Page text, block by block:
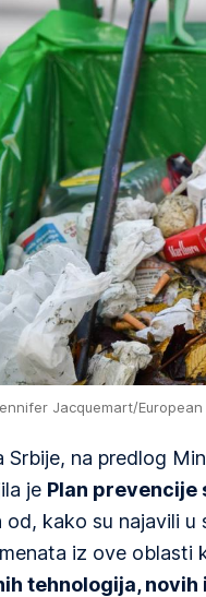
Jacquemart/European
Srbije, na predlog
je Plan prevencije
od, kako su najavili
iz ove oblasti
tehnologija,